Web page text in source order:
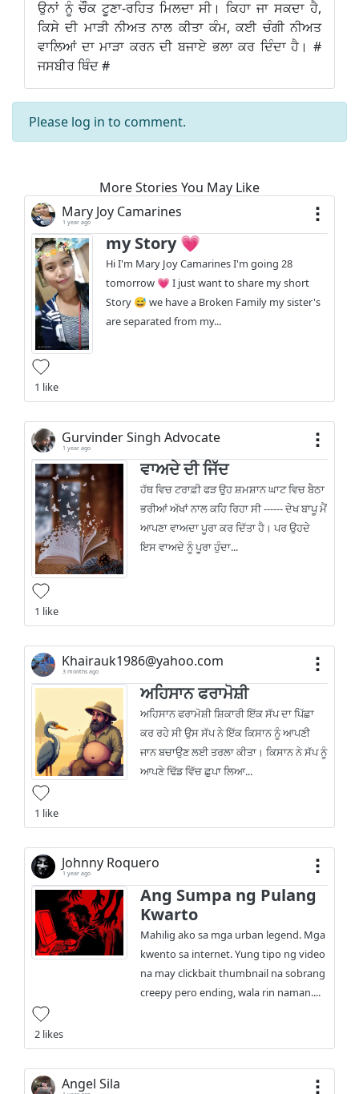
ਉਨਾਂ ਨੂੰ ਚੌੰਕ ਟੂਣਾ-ਰਹਿਤ ਮਿਲਦਾ ਸੀ। ਕਿਹਾ ਜਾ ਸਕਦਾ ਹੈ,
ਕਿਸੇ ਦੀ ਮਾੜੀ ਨੀਅਤ ਨਾਲ ਕੀਤਾ ਕੰਮ, ਕਈ ਚੰਗੀ ਨੀਅਤ
ਵਾਲਿਆਂ ਦਾ ਮਾੜਾ ਕਰਨ ਦੀ ਬਜਾਏ ਭਲਾ ਕਰ ਦਿੰਦਾ ਹੈ। #
ਜਸਬੀਰ ਥਿੰਦ #
Please log in to comment.
More Stories You May Like
Mary Joy Camarines
1 year ago
my Story 💗
Hi I'm Mary Joy Camarines I'm going 28
tomorrow 💗 I just want to share my short
Story 😅 we have a Broken Family my sister's
are separated from my...
1 like
Gurvinder Singh Advocate
1 year ago
ਵਾਅਦੇ ਦੀ ਜਿੱਦ
ਹੱਥ ਵਿਚ ਟਰਾਫ਼ੀ ਫੜ ਉਹ ਸ਼ਮਸ਼ਾਨ ਘਾਟ ਵਿਚ ਬੈਠਾ
ਭਰੀਆਂ ਅੱਖਾਂ ਨਾਲ ਕਹਿ ਰਿਹਾ ਸੀ ------ ਦੇਖ ਬਾਪੂ ਮੈਂ
ਆਪਣਾ ਵਾਅਦਾ ਪੂਰਾ ਕਰ ਦਿੱਤਾ ਹੈ। ਪਰ ਉਹਦੇ
ਇਸ ਵਾਅਦੇ ਨੂੰ ਪੂਰਾ ਹੁੰਦਾ...
1 like
Khairauk1986@yahoo.com
3 months ago
ਅਹਿਸਾਨ ਫਰਾਮੋਸ਼ੀ
ਅਹਿਸਾਨ ਫਰਾਮੋਸ਼ੀ ਸ਼ਿਕਾਰੀ ਇੱਕ ਸੱਪ ਦਾ ਪਿੱਛਾ
ਕਰ ਰਹੇ ਸੀ ਉਸ ਸੱਪ ਨੇ ਇੱਕ ਕਿਸਾਨ ਨੂੰ ਆਪਣੀ
ਜਾਨ ਬਚਾਉਣ ਲਈ ਤਰਲਾ ਕੀਤਾ। ਕਿਸਾਨ ਨੇ ਸੱਪ ਨੂੰ
ਆਪਣੇ ਢਿੱਡ ਵਿੱਚ ਛੁਪਾ ਲਿਆ...
1 like
Johnny Roquero
1 year ago
Ang Sumpa ng Pulang
Kwarto
Mahilig ako sa mga urban legend. Mga
kwento sa internet. Yung tipo ng video
na may clickbait thumbnail na sobrang
creepy pero ending, wala rin naman....
2 likes
Angel Sila